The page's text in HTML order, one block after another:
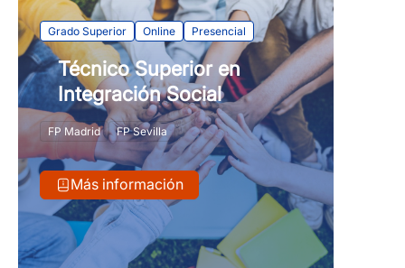
Grado Superior Online Presencial
Técnico Superior en
Integración Social
FP Madrid FP Sevilla
Más información